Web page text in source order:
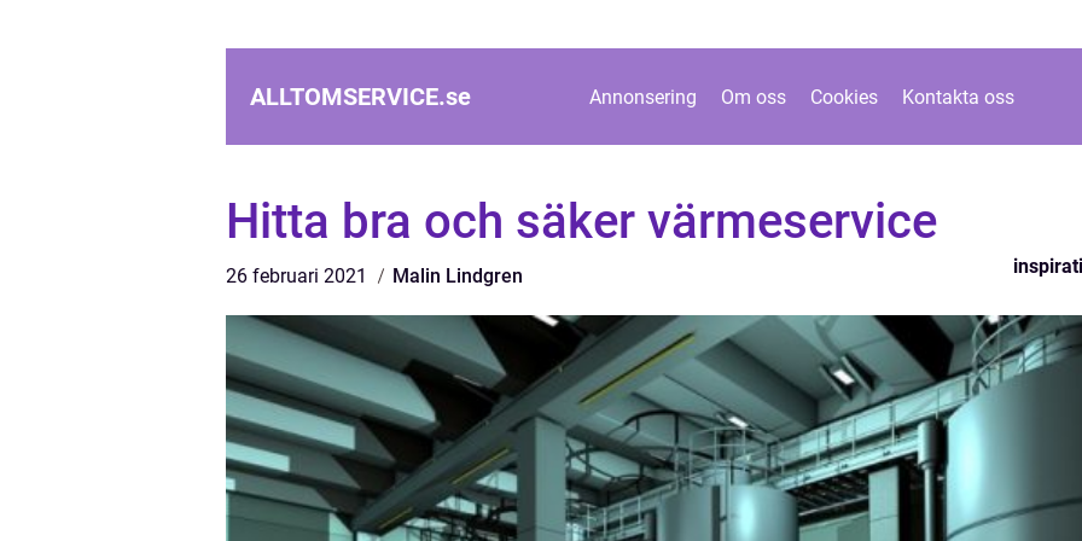
ALLTOMSERVICE.se Annonsering Om oss Cookies Kontakta oss
Hitta bra och säker värmeservice
26 februari 2021 Malin Lindgren